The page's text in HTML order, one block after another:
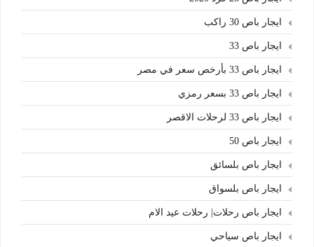
ايجار باص 30 راكب
ايجار باص 33
ايجار باص 33 بأرخص سعر في مصر
ايجار باص 33 بسعر رمزي
ايجار باص 33 لرحلات الاقصر
ايجار باص 50
ايجار باص بلسائق
ايجار باص بلسواق
ايجار باص رحلات| رحلات عيد الام
ايجار باص سياحي